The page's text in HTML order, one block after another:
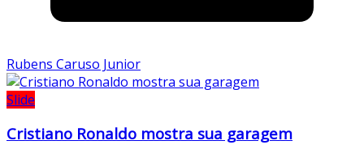
Rubens Caruso Junior
Slide
Cristiano Ronaldo mostra sua garagem